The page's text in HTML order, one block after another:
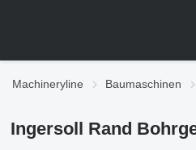
Machineryline Baumaschinen
Ingersoll Rand